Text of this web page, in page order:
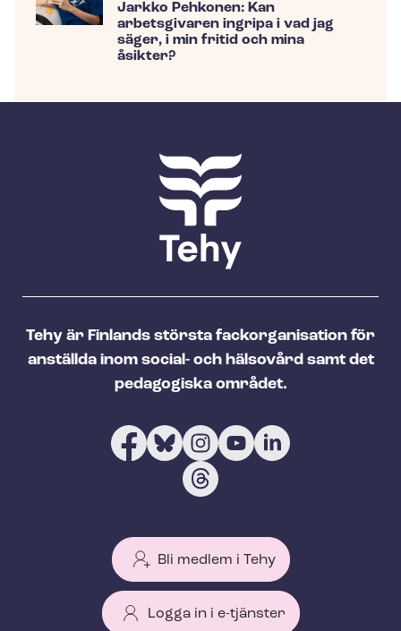
Jarkko Pehkonen: Kan
arbetsgivaren ingripa i vad jag
säger, i min fritid och mina
åsikter?
Tehy är Finlands största fackorganisation för
anställda inom social- och hälsovård samt det
pedagogiska området.
Bli medlem i Tehy
Logga in i e-tjänster